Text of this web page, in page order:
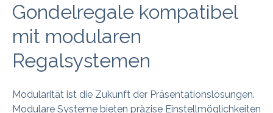
Gondelregale kompatibel
mit modularen
Regalsystemen
Modularität ist die Zukunft der Präsentationslösungen.
Modulare Systeme bieten präzise Einstellmöglichkeiten